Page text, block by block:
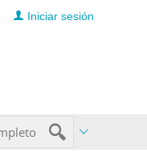
Iniciar sesión